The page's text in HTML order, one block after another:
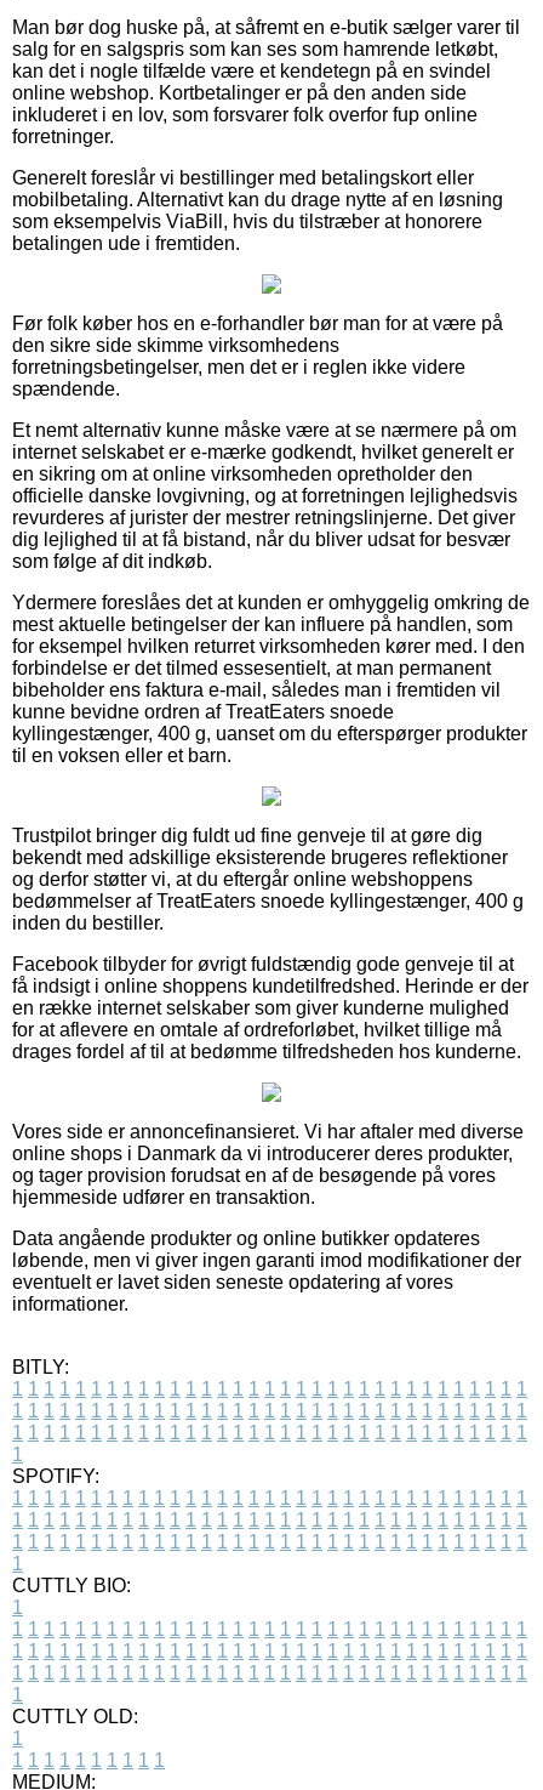
Man bør dog huske på, at såfremt en e-butik sælger varer til
salg for en salgspris som kan ses som hamrende letkøbt,
kan det i nogle tilfælde være et kendetegn på en svindel
online webshop. Kortbetalinger er på den anden side
inkluderet i en lov, som forsvarer folk overfor fup online
forretninger.
Generelt foreslår vi bestillinger med betalingskort eller
mobilbetaling. Alternativt kan du drage nytte af en løsning
som eksempelvis ViaBill, hvis du tilstræber at honorere
betalingen ude i fremtiden.
Før folk køber hos en e-forhandler bør man for at være på
den sikre side skimme virksomhedens
forretningsbetingelser, men det er i reglen ikke videre
spændende.
Et nemt alternativ kunne måske være at se nærmere på om
internet selskabet er e-mærke godkendt, hvilket generelt er
en sikring om at online virksomheden opretholder den
officielle danske lovgivning, og at forretningen lejlighedsvis
revurderes af jurister der mestrer retningslinjerne. Det giver
dig lejlighed til at få bistand, når du bliver udsat for besvær
som følge af dit indkøb.
Ydermere foreslåes det at kunden er omhyggelig omkring de
mest aktuelle betingelser der kan influere på handlen, som
for eksempel hvilken returret virksomheden kører med. I den
forbindelse er det tilmed essesentielt, at man permanent
bibeholder ens faktura e-mail, således man i fremtiden vil
kunne bevidne ordren af TreatEaters snoede
kyllingestænger, 400 g, uanset om du efterspørger produkter
til en voksen eller et barn.
Trustpilot bringer dig fuldt ud fine genveje til at gøre dig
bekendt med adskillige eksisterende brugeres reflektioner
og derfor støtter vi, at du eftergår online webshoppens
bedømmelser af TreatEaters snoede kyllingestænger, 400 g
inden du bestiller.
Facebook tilbyder for øvrigt fuldstændig gode genveje til at
få indsigt i online shoppens kundetilfredshed. Herinde er der
en række internet selskaber som giver kunderne mulighed
for at aflevere en omtale af ordreforløbet, hvilket tillige må
drages fordel af til at bedømme tilfredsheden hos kunderne.
Vores side er annoncefinansieret. Vi har aftaler med diverse
online shops i Danmark da vi introducerer deres produkter,
og tager provision forudsat en af de besøgende på vores
hjemmeside udfører en transaktion.
Data angående produkter og online butikker opdateres
løbende, men vi giver ingen garanti imod modifikationer der
eventuelt er lavet siden seneste opdatering af vores
informationer.
BITLY:
1 1 1 1 1 1 1 1 1 1 1 1 1 1 1 1 1 1 1 1 1 1 1 1 1 1 1 1 1 1 1 1 1
1 1 1 1 1 1 1 1 1 1 1 1 1 1 1 1 1 1 1 1 1 1 1 1 1 1 1 1 1 1 1 1 1
1 1 1 1 1 1 1 1 1 1 1 1 1 1 1 1 1 1 1 1 1 1 1 1 1 1 1 1 1 1 1 1 1
1
SPOTIFY:
1 1 1 1 1 1 1 1 1 1 1 1 1 1 1 1 1 1 1 1 1 1 1 1 1 1 1 1 1 1 1 1 1
1 1 1 1 1 1 1 1 1 1 1 1 1 1 1 1 1 1 1 1 1 1 1 1 1 1 1 1 1 1 1 1 1
1 1 1 1 1 1 1 1 1 1 1 1 1 1 1 1 1 1 1 1 1 1 1 1 1 1 1 1 1 1 1 1 1
1
CUTTLY BIO:
1
1 1 1 1 1 1 1 1 1 1 1 1 1 1 1 1 1 1 1 1 1 1 1 1 1 1 1 1 1 1 1 1 1
1 1 1 1 1 1 1 1 1 1 1 1 1 1 1 1 1 1 1 1 1 1 1 1 1 1 1 1 1 1 1 1 1
1 1 1 1 1 1 1 1 1 1 1 1 1 1 1 1 1 1 1 1 1 1 1 1 1 1 1 1 1 1 1 1 1
1
CUTTLY OLD:
1
1 1 1 1 1 1 1 1 1 1
MEDIUM: